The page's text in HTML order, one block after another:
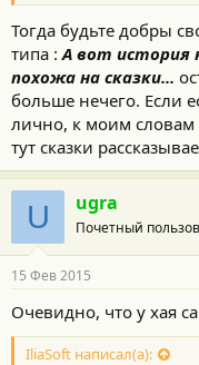
Тогда будьте добры
типа :А вот история
похожа на сказки...
больше нечего. Если
лично, к моим словам
тут сказки
U ugra
Почетный
15 Фев 2015
Очевидно, что у хая
IliaSoft написал(а):